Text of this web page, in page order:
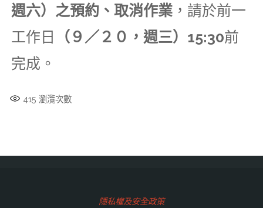
週六）之預約、取消作業，請於前一
工作日
（９／２０，週三）15:30前
完成。
415 瀏灠次數
隱私權及安全政策